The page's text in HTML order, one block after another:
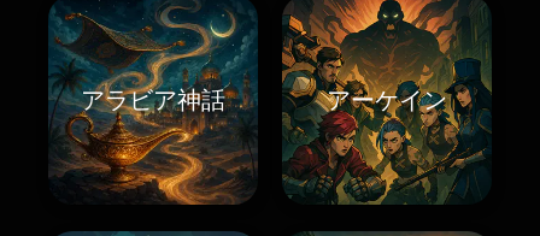
アラビア神話 アーケイン